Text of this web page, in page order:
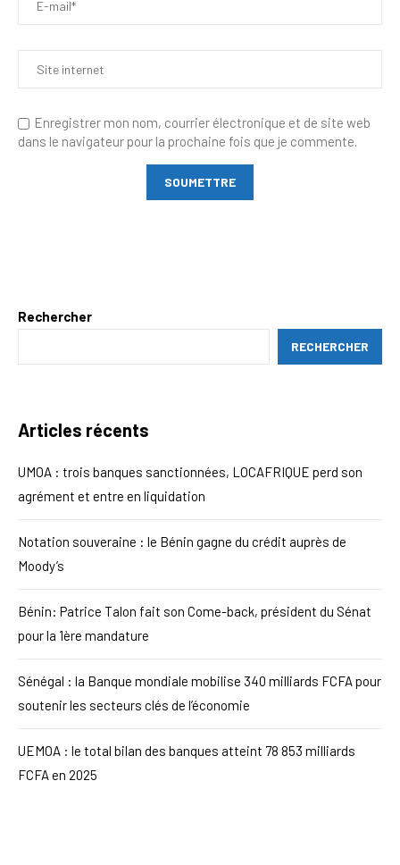
Enregistrer mon nom, courrier électronique et de site web
dans le navigateur pour la prochaine fois que je commente.
Rechercher
RECHERCHER
Articles récents
UMOA : trois banques sanctionnées, LOCAFRIQUE perd son
agrément et entre en liquidation
Notation souveraine : le Bénin gagne du crédit auprès de
Moody’s
Bénin: Patrice Talon fait son Come-back, président du Sénat
pour la 1ère mandature
Sénégal : la Banque mondiale mobilise 340 milliards FCFA pour
soutenir les secteurs clés de l’économie
UEMOA : le total bilan des banques atteint 78 853 milliards
FCFA en 2025